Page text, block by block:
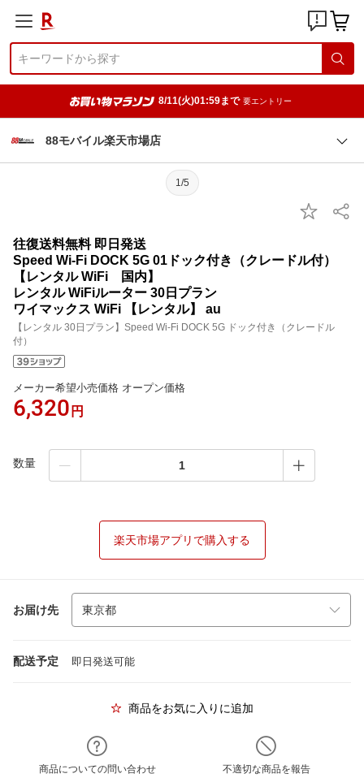
8/11(火)01:59まで 要エントリー
88モバイル楽天市場店
1/5
往復送料無料 即日発送
Speed Wi-Fi DOCK 5G 01ドック付き（クレードル付）
【レンタル WiFi 国内】
レンタル WiFiルーター 30日プラン
ワイマックス WiFi 【レンタル】 au
【レンタル 30日プラン】Speed Wi-Fi DOCK 5G ドック付き（クレードル
付）
メーカー希望小売価格 オープン価格
6,320 円
数量
楽天市場アプリで購入する
お届け先
配送予定 即日発送可能
商品をお気に入りに追加
商品についての問い合わせ 不適切な商品を報告